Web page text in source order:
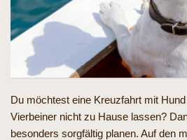
Du möchtest eine Kreuzfahrt mit
Vierbeiner nicht zu Hause lassen?
besonders sorgfältig planen. Auf den